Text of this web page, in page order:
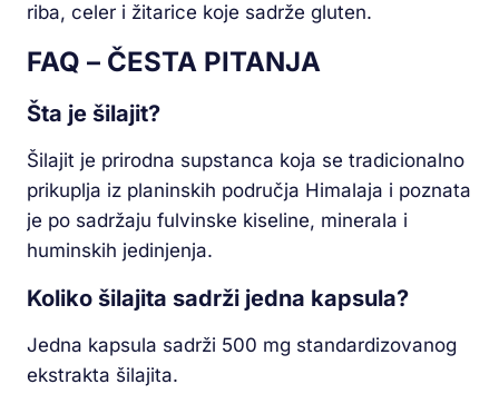
riba, celer i žitarice koje sadrže gluten.
FAQ – ČESTA PITANJA
Šta je šilajit?
Šilajit je prirodna supstanca koja se tradicionalno
prikuplja iz planinskih područja Himalaja i poznata
je po sadržaju fulvinske kiseline, minerala i
huminskih jedinjenja.
Koliko šilajita sadrži jedna kapsula?
Jedna kapsula sadrži 500 mg standardizovanog
ekstrakta šilajita.